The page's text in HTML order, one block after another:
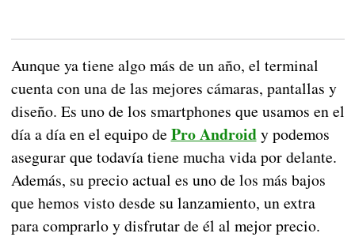
Aunque ya tiene algo más de un año, el terminal
cuenta con una de las mejores cámaras, pantallas y
diseño. Es uno de los smartphones que usamos en el
día a día en el equipo de Pro Androidy podemos
asegurar que todavía tiene mucha vida por delante.
Además, su precio actual es uno de los más bajos
que hemos visto desde su lanzamiento, un extra
para comprarlo y disfrutar de él al mejor precio.